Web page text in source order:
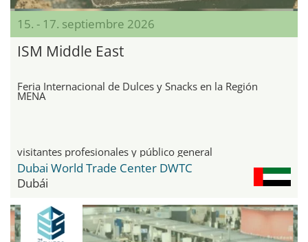
15. - 17. septiembre 2026
ISM Middle East
Feria Internacional de Dulces y Snacks en la Región
MENA
visitantes profesionales y público general
Dubai World Trade Center DWTC
Dubái